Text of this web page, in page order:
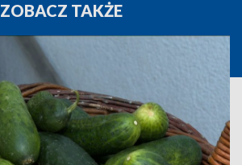
ZOBACZ TAKŻE